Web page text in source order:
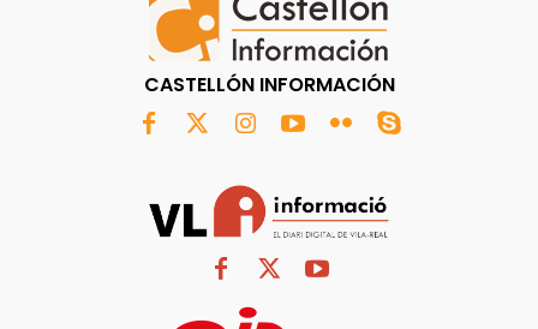
CASTELLÓN INFORMACIÓN